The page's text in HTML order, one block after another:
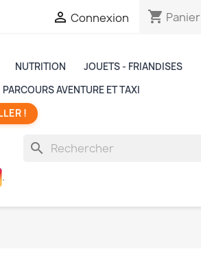
 Connexion shopping_cart Panier
NUTRITION
JOUETS - FRIANDISES
AVENTURE ET TAXI
!
search
.